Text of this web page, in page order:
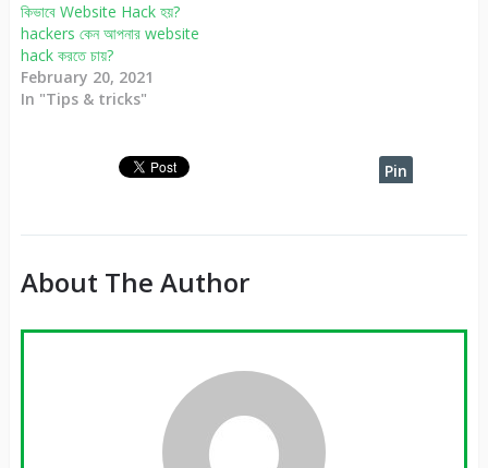
কিভাবে Website Hack হয়?
hackers কেন আপনার website
hack করতে চায়?
February 20, 2021
In "Tips & tricks"
Pin
About The Author